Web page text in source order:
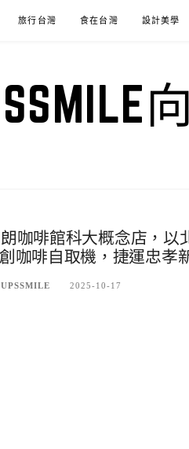
旅行台灣 食在台灣 設計美學
咖啡館科大概念店，
咖啡自取機，捷運忠孝
UPSSMILE 2025-10-17